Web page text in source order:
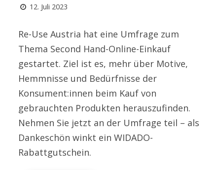
12. Juli 2023
Re-Use Austria hat eine Umfrage zum
Thema Second Hand-Online-Einkauf
gestartet. Ziel ist es, mehr über Motive,
Hemmnisse und Bedürfnisse der
Konsument:innen beim Kauf von
gebrauchten Produkten herauszufinden.
Nehmen Sie jetzt an der Umfrage teil – als
Dankeschön winkt ein WIDADO-
Rabattgutschein.